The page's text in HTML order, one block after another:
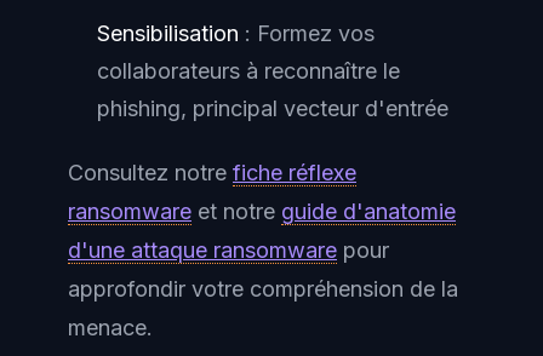
Sensibilisation : Formez vos
collaborateurs à reconnaître le
phishing, principal vecteur d'entrée
Consultez notre fiche réflexe
ransomware et notre guide d'anatomie
d'une attaque ransomware pour
approfondir votre compréhension de la
menace.